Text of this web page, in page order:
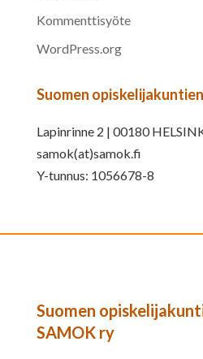
Kommenttisyöte
WordPress.org
Suomen
Lapinrinne 2 | 00180
samok(at)samok.fi
Y-tunnus: 1056678-8
Suomen
SAMOK ry